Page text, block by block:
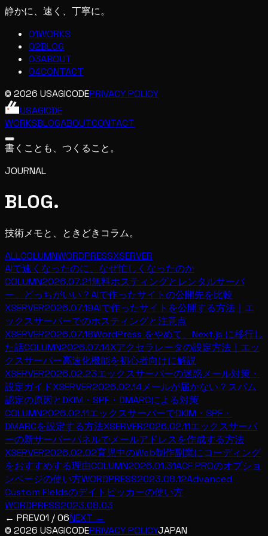
静かに、速く、丁寧に。
01WORKS
02BLOG
03ABOUT
04CONTACT
© 2026 USAGICODEPRIVACY POLICY
USAGICDE
WORKSBLOGABOUTCONTACT
書くことも、つくること。
JOURNAL
BLOG.
技術メモと、ときどきコラム。
ALLCOLUMNWORDPRESSXSERVER
AIで速くなったのに、なぜ忙しくなったのか
COLUMN2026.07.21無料ホスティングとレンタルサーバ
ー、どっちがいい？AIで作ったサイトの公開先を比較
XSERVER2026.07.19AIで作ったサイトを公開する方法｜エ
ックスサーバーでのホスティングと注意点
XSERVER2026.07.18WordPress をやめて、Next.js に移行し
た話COLUMN2026.07.14Xアクセラレータの設定方法｜エッ
クスサーバー高速化機能を初心者向けに解説
XSERVER2026.02.23エックスサーバーの迷惑メール対策・
設定ガイドXSERVER2026.02.14メールが届かない？スパム
認定の原因とDKIM・SPF・DMARCによる対策
COLUMN2026.02.11エックスサーバーでDKIM・SPF・
DMARCを設定する方法XSERVER2026.02.11エックスサーバ
ーの新サーバーパネルでメールアドレスを作成する方法
XSERVER2026.02.02育児中のWeb制作副業にコーディング
をおすすめする理由COLUMN2026.01.31ACF PROのオプショ
ンページの使い方WORDPRESS2023.08.12Advanced
Custom Fieldsのデイトピッカーの使い方
WORDPRESS2023.08.03
← PREV01 /06NEXT →
© 2026 USAGICODEPRIVACY POLICYJAPAN